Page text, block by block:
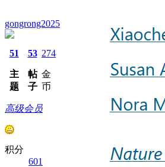
gongrong2025
51
主
题
53
帖
子
274
金
币
高级会员
积分
601